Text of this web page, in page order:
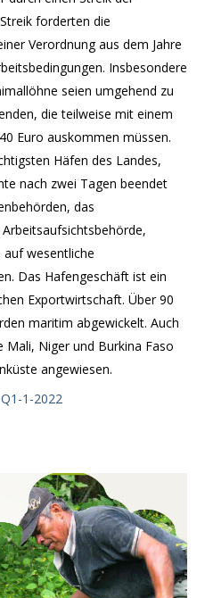
forderten die
Verordnung aus dem Jahre
Insbesondere
seien umgehend zu
die teilweise mit einem
Euro auskommen müssen.
Häfen des Landes,
nach zwei Tagen beendet
das
wesentliche
Das Hafengeschäft ist ein
Exportwirtschaft. Über 90
maritim abgewickelt. Auch
Mali, Niger und Burkina Faso
angewiesen.
1-2022